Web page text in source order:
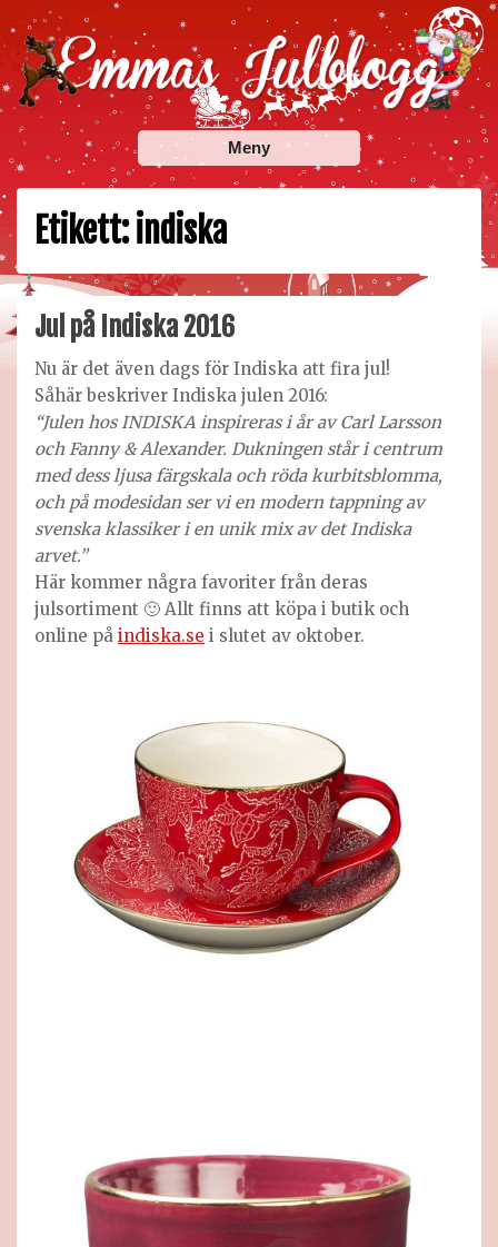
Skip
to
content
Emmas Julblogg
Julbloggar om julnyheter, julklappstips, julkalendrar,
adventskalendrar , julpyssel och julrecept!
Meny
Etikett:indiska
Jul på Indiska 2016
Nu är det även dags för Indiska att fira jul!
Såhär beskriver Indiska julen 2016:
“Julen hos INDISKA inspireras i år av Carl Larsson
och Fanny & Alexander. Dukningen står i centrum
med dess ljusa färgskala och röda kurbitsblomma,
och på modesidan ser vi en modern tappning av
svenska klassiker i en unik mix av det Indiska
arvet.”
Här kommer några favoriter från deras
julsortiment 🙂 Allt finns att köpa i butik och
online på indiska.se i slutet av oktober.